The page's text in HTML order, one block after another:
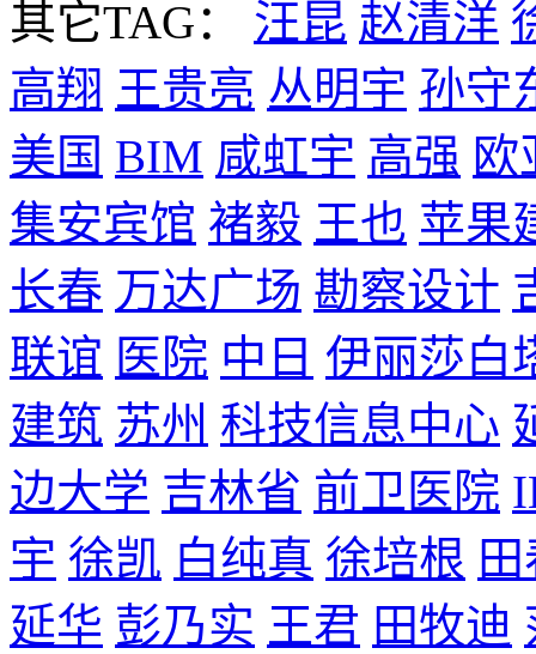
其它TAG： 汪昆 赵清洋
高翔 王贵亮 丛明宇 孙守
美国 BIM 咸虹宇 高强 欧
集安宾馆 褚毅 王也 苹果
长春 万达广场 勘察设计
联谊 医院 中日 伊丽莎白
建筑 苏州 科技信息中心
边大学 吉林省 前卫医院
宇 徐凯 白纯真 徐培根
延华 彭乃实 王君 田牧迪